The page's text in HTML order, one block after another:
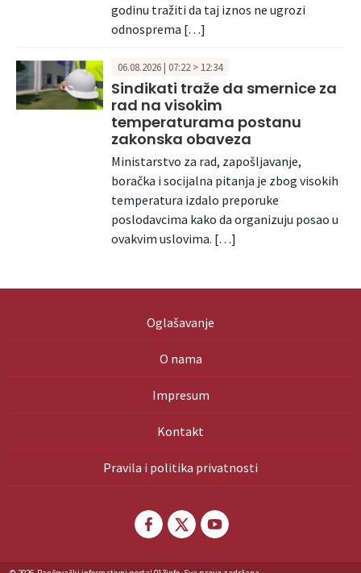
godinu tražiti da taj iznos ne ugrozi
odnosprema […]
06.08.2026 | 07:22 > 12:34
Sindikati traže da smernice za
rad na visokim
temperaturama postanu
zakonska obaveza
Ministarstvo za rad, zapošljavanje,
boračka i socijalna pitanja je zbog visokih
temperatura izdalo preporuke
poslodavcima kako da organizuju posao u
ovakvim uslovima. […]
Oglašavanje
O nama
Impresum
Kontakt
Pravila i politika privatnosti